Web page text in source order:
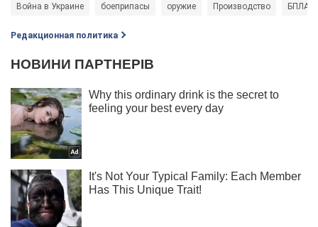
Война в Украине боеприпасы оружие Производство БПЛА
Редакционная политика